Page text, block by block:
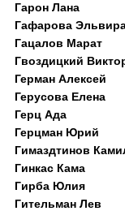
Гарон Лана
Гафарова
Гацалов Марат
Гвоздицкий
Герман Алексей
Герусова Елена
Герц Ада
Герцман Юрий
Гимаздтинов
Гинкас Кама
Гирба Юлия
Гительман Лев